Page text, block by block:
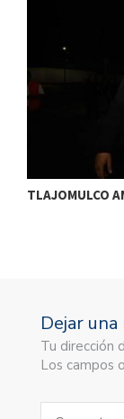
TLAJOMULCO
Dejar
Tu dirección
Los campos